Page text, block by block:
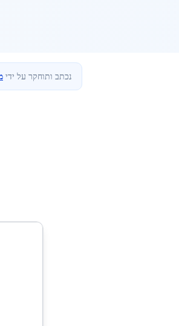
נכתב ותוחקר על ידי